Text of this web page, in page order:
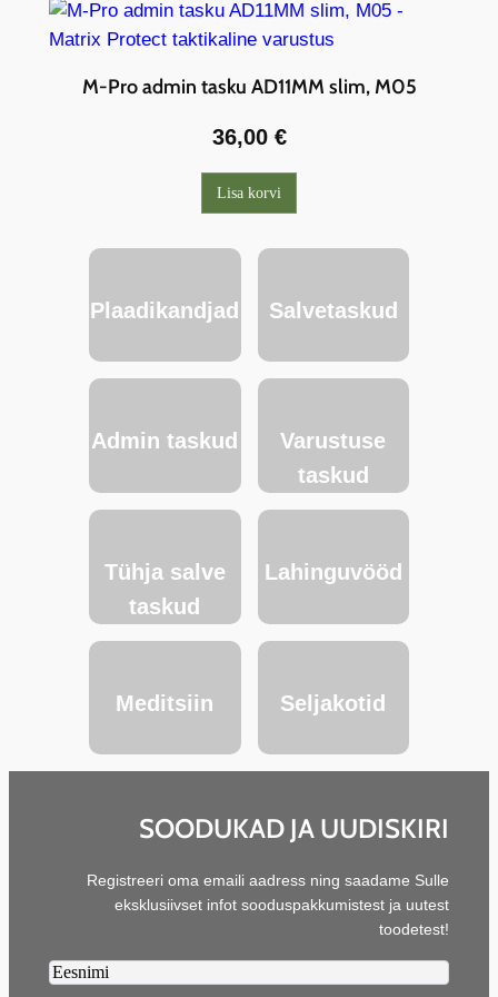
M-Pro admin tasku AD11MM slim, M05
36,00 €
Lisa korvi
Plaadikandjad Salvetaskud
Admin taskud
Varustuse
taskud
Tühja salve
taskud
Lahinguvööd
Meditsiin Seljakotid
SOODUKAD JA UUDISKIRI
Registreeri oma emaili aadress ning saadame Sulle
eksklusiivset infot sooduspakkumistest ja uutest
toodetest!
Firstname2